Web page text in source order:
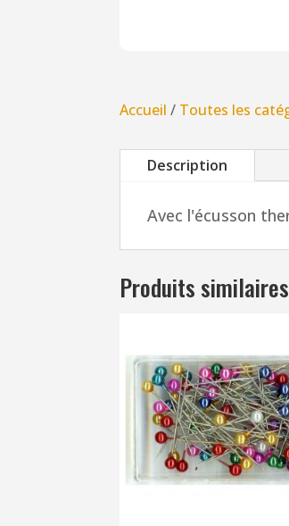
Accueil / Toutes les
Description
Avec l'écusson
Produits similaires